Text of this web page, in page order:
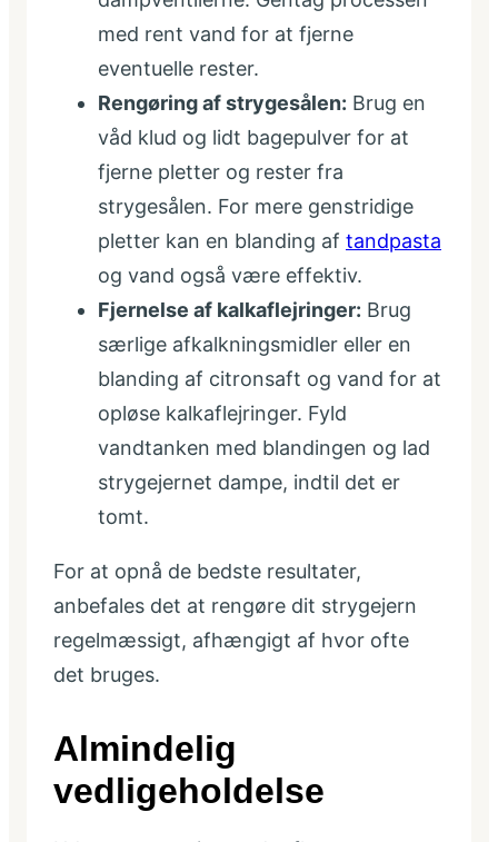
med rent vand for at fjerne
eventuelle rester.
Rengøring af strygesålen: Brug en
våd klud og lidt bagepulver for at
fjerne pletter og rester fra
strygesålen. For mere genstridige
pletter kan en blanding af tandpasta
og vand også være effektiv.
Fjernelse af kalkaflejringer: Brug
særlige afkalkningsmidler eller en
blanding af citronsaft og vand for at
opløse kalkaflejringer. Fyld
vandtanken med blandingen og lad
strygejernet dampe, indtil det er
tomt.
For at opnå de bedste resultater,
anbefales det at rengøre dit strygejern
regelmæssigt, afhængigt af hvor ofte
det bruges.
Almindelig
vedligeholdelse